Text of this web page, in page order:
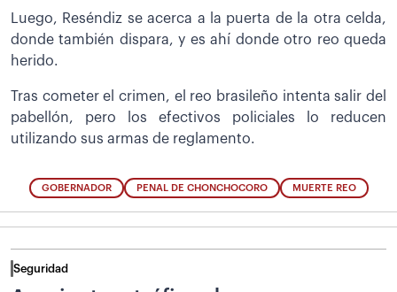
Luego, Reséndiz se acerca a la puerta de la otra celda,
donde también dispara, y es ahí donde otro reo queda
herido.
Tras cometer el crimen, el reo brasileño intenta salir del
pabellón, pero los efectivos policiales lo reducen
utilizando sus armas de reglamento.
GOBERNADOR PENAL DE CHONCHOCORO MUERTE REO
Seguridad